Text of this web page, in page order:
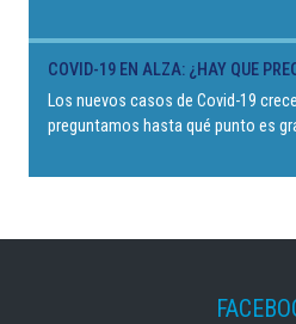
COVID-19 EN ALZA: ¿HAY QUE
Los nuevos casos de Covid-19
preguntamos hasta qué punto es